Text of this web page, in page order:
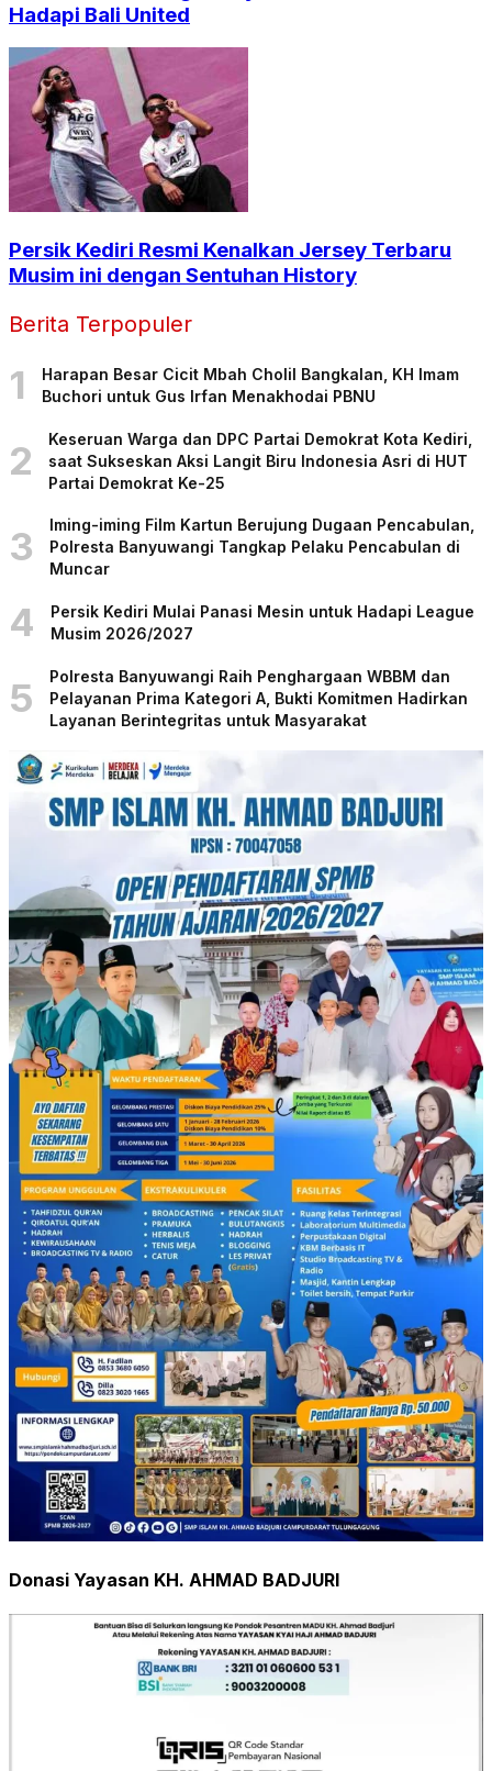
Hadapi Bali United
Persik Kediri Resmi Kenalkan Jersey Terbaru
Musim ini dengan Sentuhan History
Berita Terpopuler
1
Harapan Besar Cicit Mbah Cholil Bangkalan, KH Imam
Buchori untuk Gus Irfan Menakhodai PBNU
2
Keseruan Warga dan DPC Partai Demokrat Kota Kediri,
saat Sukseskan Aksi Langit Biru Indonesia Asri di HUT
Partai Demokrat Ke-25
3
Iming-iming Film Kartun Berujung Dugaan Pencabulan,
Polresta Banyuwangi Tangkap Pelaku Pencabulan di
Muncar
4
Persik Kediri Mulai Panasi Mesin untuk Hadapi League
Musim 2026/2027
5
Polresta Banyuwangi Raih Penghargaan WBBM dan
Pelayanan Prima Kategori A, Bukti Komitmen Hadirkan
Layanan Berintegritas untuk Masyarakat
Donasi Yayasan KH. AHMAD BADJURI